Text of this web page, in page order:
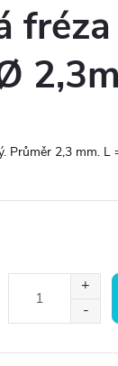
Průměr 2,3 mm. L